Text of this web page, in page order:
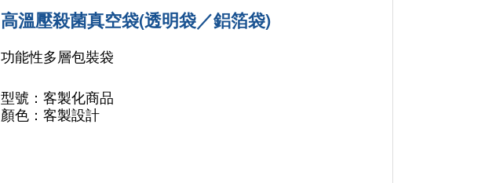
高溫壓殺菌真空袋(透明袋／鋁箔袋)
功能性多層包裝袋
型號：客製化商品
顏色：客製設計